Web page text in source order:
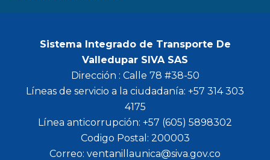
Sistema Integrado de Transporte De
Valledupar SIVA SAS
Dirección : Calle 78 #38-50
Líneas de servicio a la ciudadanía: +57 314 303
4175
Línea anticorrupción: +57 (605) 5898302
Codigo Postal: 200003
Correo: ventanillaunica@siva.gov.co